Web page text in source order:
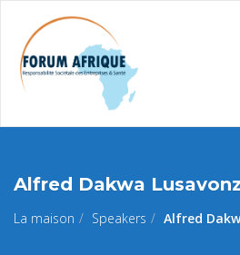
Alfred Dakwa
La maison Speakers Alfred